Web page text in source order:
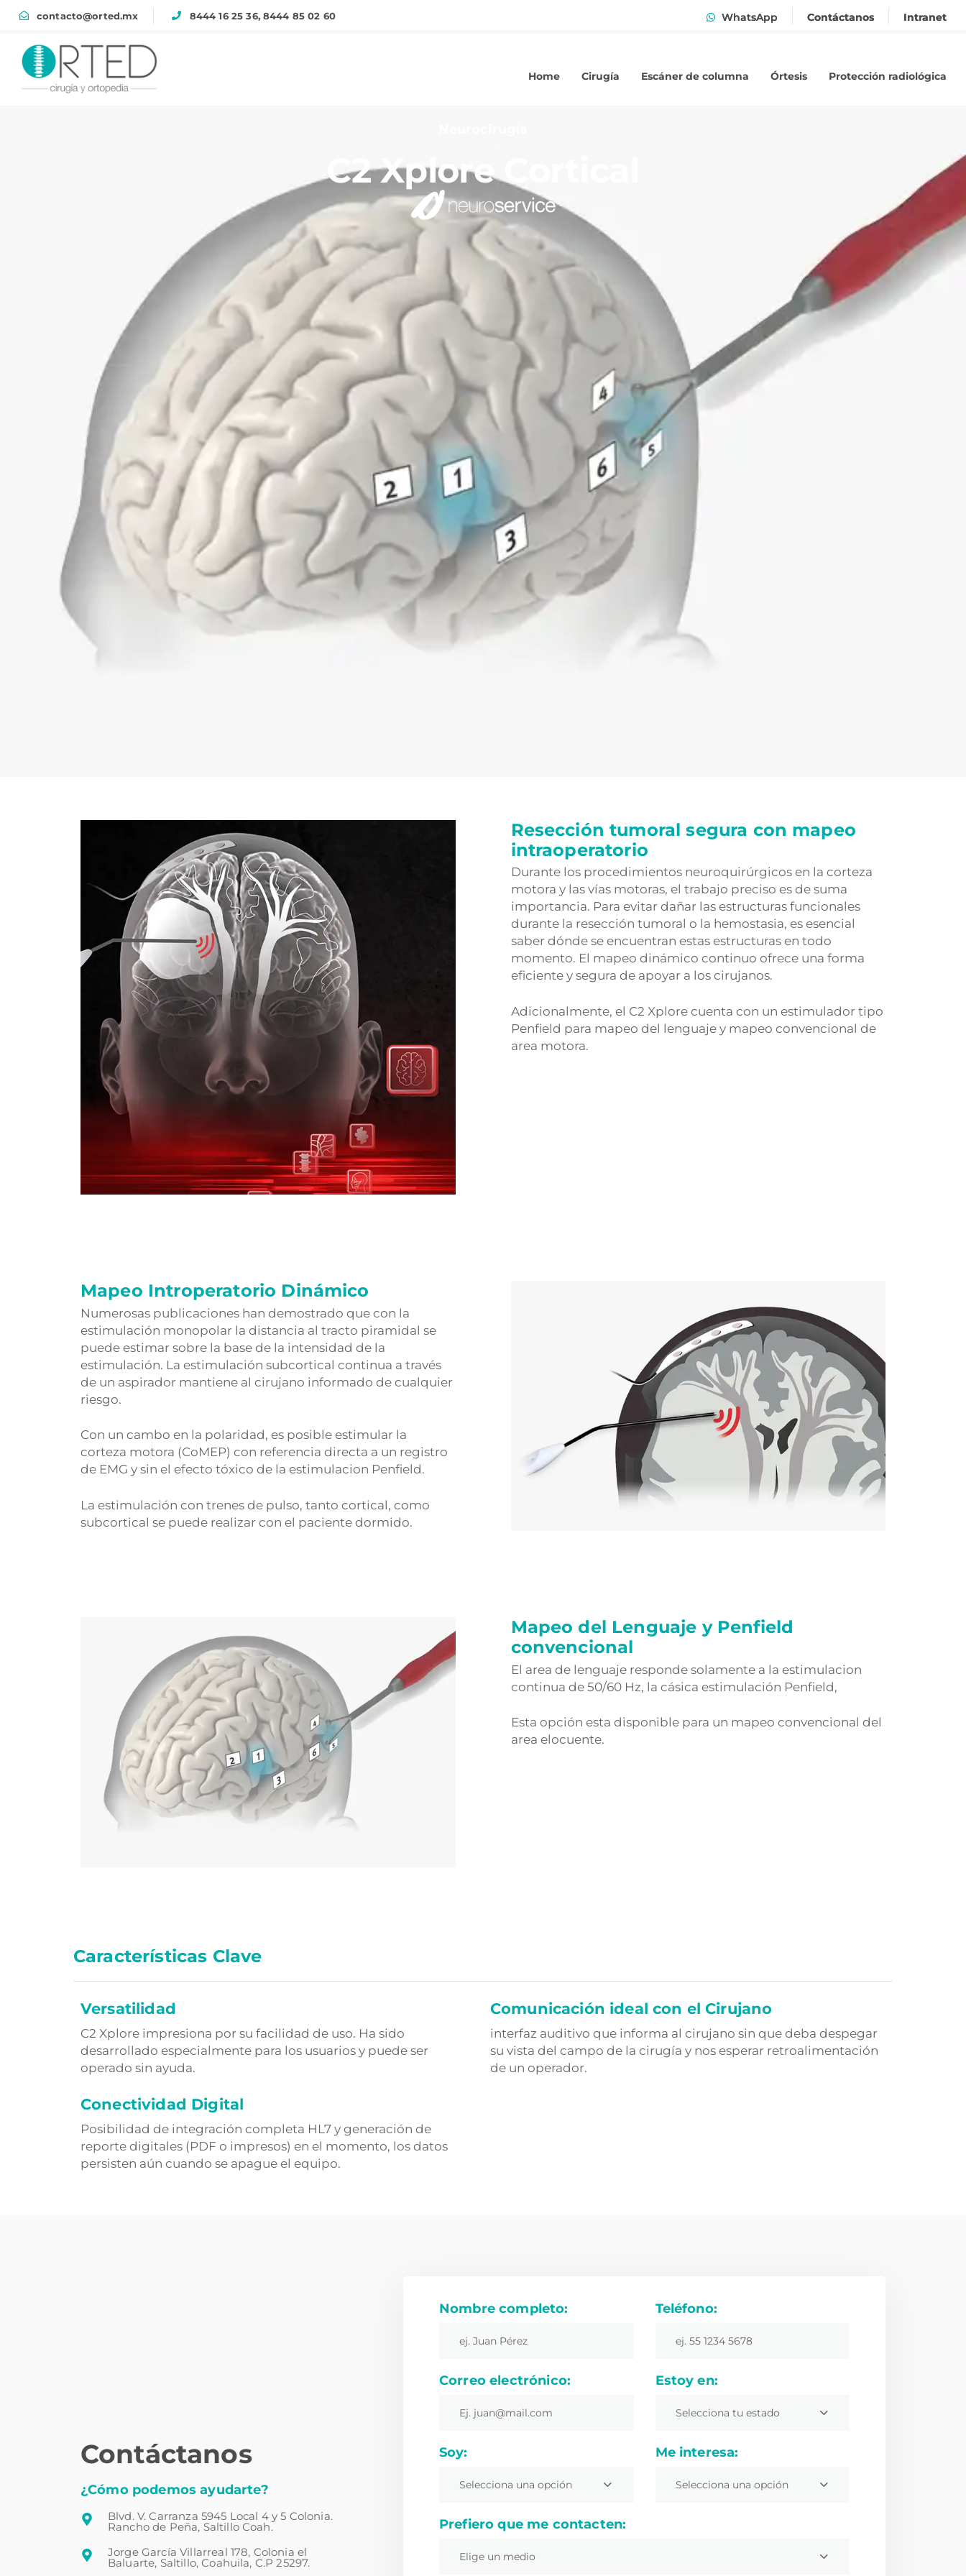
contacto@orted.mx 8444 16 25 36, 8444 85 02 60 WhatsApp Contáctanos Intranet
Home Cirugía Escáner de columna Órtesis Protección radiológica
C2 Xplore Cortical
Resección tumoral segura con mapeo
intraoperatorio
Durante los procedimientos neuroquirúrgicos en la corteza
motora y las vías motoras, el trabajo preciso es de suma
importancia. Para evitar dañar las estructuras funcionales
durante la resección tumoral o la hemostasia, es esencial
saber dónde se encuentran estas estructuras en todo
momento. El mapeo dinámico continuo ofrece una forma
eficiente y segura de apoyar a los cirujanos.
Adicionalmente, el C2 Xplore cuenta con un estimulador tipo
Penfield para mapeo del lenguaje y mapeo convencional de
area motora.
Mapeo Introperatorio Dinámico
Numerosas publicaciones han demostrado que con la
estimulación monopolar la distancia al tracto piramidal se
puede estimar sobre la base de la intensidad de la
estimulación. La estimulación subcortical continua a través
de un aspirador mantiene al cirujano informado de cualquier
riesgo.
Con un cambo en la polaridad, es posible estimular la
corteza motora (CoMEP) con referencia directa a un registro
de EMG y sin el efecto tóxico de la estimulacion Penfield.
La estimulación con trenes de pulso, tanto cortical, como
subcortical se puede realizar con el paciente dormido.
Mapeo del Lenguaje y Penfield
convencional
El area de lenguaje responde solamente a la estimulacion
continua de 50/60 Hz, la cásica estimulación Penfield,
Esta opción esta disponible para un mapeo convencional del
area elocuente.
Características Clave
Versatilidad
C2 Xplore impresiona por su facilidad de uso. Ha sido
desarrollado especialmente para los usuarios y puede ser
operado sin ayuda.
Conectividad Digital
Posibilidad de integración completa HL7 y generación de
reporte digitales (PDF o impresos) en el momento, los datos
persisten aún cuando se apague el equipo.
Comunicación ideal con el Cirujano
interfaz auditivo que informa al cirujano sin que deba despegar
su vista del campo de la cirugía y nos esperar retroalimentación
de un operador.
Contáctanos
¿Cómo podemos ayudarte?
Blvd. V. Carranza 5945 Local 4 y 5 Colonia.
Rancho de Peña, Saltillo Coah.
Jorge García Villarreal 178, Colonia el
Baluarte, Saltillo, Coahuila, C.P 25297.
Nombre completo: Teléfono:
Correo electrónico: Estoy en:
Selecciona tu estado
Soy:
Selecciona una opción
Me interesa:
Selecciona una opción
Prefiero que me contacten:
Elige un medio